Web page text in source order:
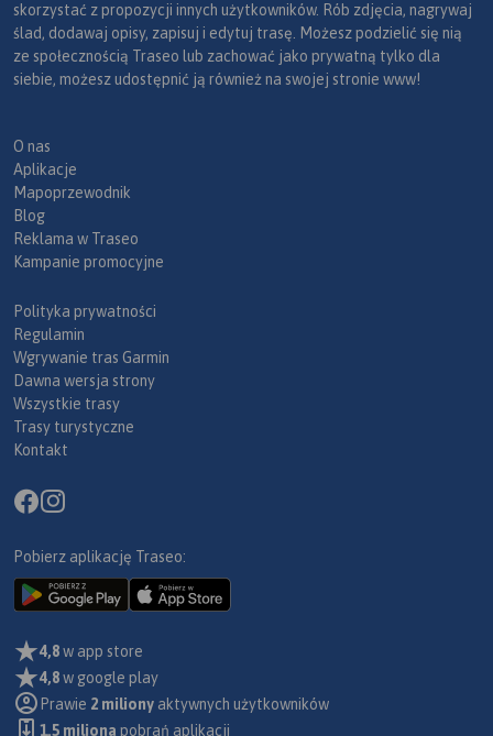
skorzystać z propozycji innych użytkowników. Rób zdjęcia, nagrywaj
ślad, dodawaj opisy, zapisuj i edytuj trasę. Możesz podzielić się nią
ze społecznością Traseo lub zachować jako prywatną tylko dla
siebie, możesz udostępnić ją również na swojej stronie www!
O nas
Aplikacje
Mapoprzewodnik
Blog
Reklama w Traseo
Kampanie promocyjne
Polityka prywatności
Regulamin
Wgrywanie tras Garmin
Dawna wersja strony
Wszystkie trasy
Trasy turystyczne
Kontakt
Pobierz aplikację Traseo:
4,8w app store
4,8w google play
Prawie 2 miliony aktywnych użytkowników
1.5 miliona pobrań aplikacji